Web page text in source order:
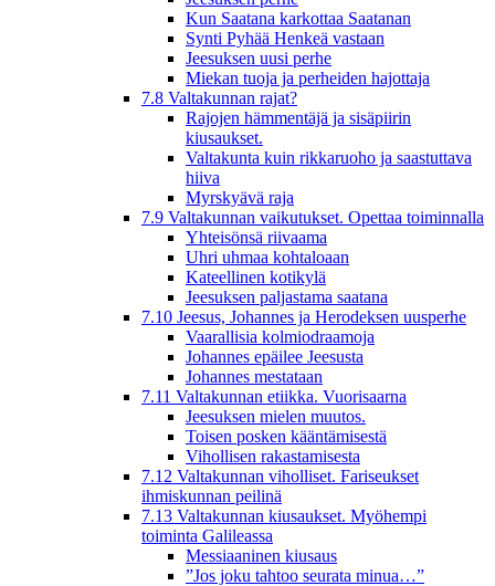
Kun Saatana karkottaa Saatanan
Synti Pyhää Henkeä vastaan
Jeesuksen uusi perhe
Miekan tuoja ja perheiden hajottaja
7.8 Valtakunnan rajat?
Rajojen hämmentäjä ja sisäpiirin
kiusaukset.
Valtakunta kuin rikkaruoho ja saastuttava
hiiva
Myrskyävä raja
7.9 Valtakunnan vaikutukset. Opettaa toiminnalla
Yhteisönsä riivaama
Uhri uhmaa kohtaloaan
Kateellinen kotikylä
Jeesuksen paljastama saatana
7.10 Jeesus, Johannes ja Herodeksen uusperhe
Vaarallisia kolmiodraamoja
Johannes epäilee Jeesusta
Johannes mestataan
7.11 Valtakunnan etiikka. Vuorisaarna
Jeesuksen mielen muutos.
Toisen posken kääntämisestä
Vihollisen rakastamisesta
7.12 Valtakunnan viholliset. Fariseukset
ihmiskunnan peilinä
7.13 Valtakunnan kiusaukset. Myöhempi
toiminta Galileassa
Messiaaninen kiusaus
”Jos joku tahtoo seurata minua…”